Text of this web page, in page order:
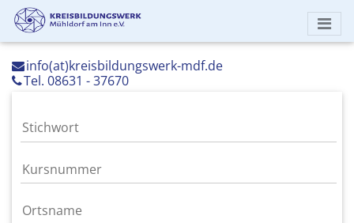
info(at)kreisbildungswerk-mdf.de
Tel. 08631 - 37670